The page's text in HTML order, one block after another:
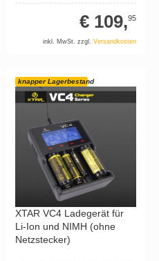
€ 109,95
inkl. MwSt. zzgl. Versandkosten
knapper Lagerbestand
XTAR VC4 Ladegerät für
Li-Ion und NIMH (ohne
Netzstecker)